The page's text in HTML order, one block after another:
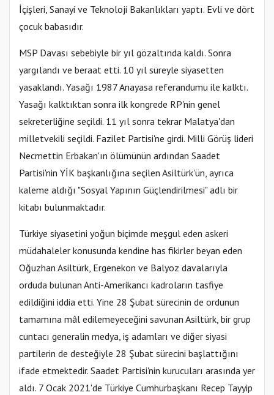
İçişleri, Sanayi ve Teknoloji Bakanlıkları yaptı. Evli ve dört
çocuk babasıdır.
MSP Davası sebebiyle bir yıl gözaltında kaldı. Sonra
yargılandı ve beraat etti. 10 yıl süreyle siyasetten
yasaklandı. Yasağı 1987 Anayasa referandumu ile kalktı.
Yasağı kalktıktan sonra ilk kongrede RP'nin genel
sekreterliğine seçildi. 11 yıl sonra tekrar Malatya'dan
milletvekili seçildi. Fazilet Partisi'ne girdi. Milli Görüş lideri
Necmettin Erbakan'ın ölümünün ardından Saadet
Partisi'nin YİK başkanlığına seçilen Asiltürk'ün, ayrıca
kaleme aldığı "Sosyal Yapının Güçlendirilmesi" adlı bir
kitabı bulunmaktadır.
Türkiye siyasetini yoğun biçimde meşgul eden askeri
müdahaleler konusunda kendine has fikirler beyan eden
Oğuzhan Asiltürk, Ergenekon ve Balyoz davalarıyla
orduda bulunan Anti-Amerikancı kadroların tasfiye
edildiğini iddia etti. Yine 28 Şubat sürecinin de ordunun
tamamına mâl edilemeyeceğini savunan Asiltürk, bir grup
cuntacı generalin medya, iş adamları ve diğer siyasi
partilerin de desteğiyle 28 Şubat sürecini başlattığını
ifade etmektedir. Saadet Partisi'nin kurucuları arasında yer
aldı. 7 Ocak 2021'de Türkiye Cumhurbaşkanı Recep Tayyip